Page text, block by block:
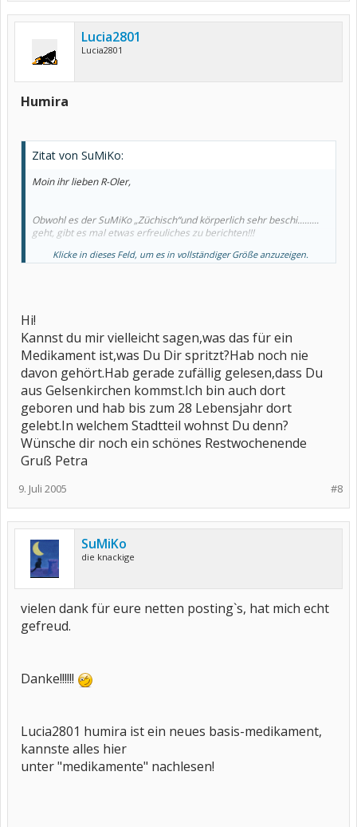
Lucia2801
Lucia2801
Humira
Zitat von SuMiKo:
Moin ihr lieben R-Oler,
Obwohl es der SuMiKo „Züchisch“und körperlich sehr beschi.........
geht, gibt es mal etwas erfreuliches zu berichten!!!
Habe gestern endlich meine erste HUMIRA spritze bekommen,
noch wirken und dann kann es ja wieder aufwärts gehen. Wird ja
auch Zeit, renne nämlich seit November 2004 mit einem Schub
durch die Gegend.
Das macht ja nicht wirklich glücklich, aber wem erzähle ich das........
Ich werde euch auf dem laufenden halten wie es wirkt, ansonsten
könnt ihr es durch die Zeitung erfahren...........“Rheumatikerin im
Ruhrgebiet Amok gelaufen....“
Zu spritze gab es aber noch eine schöne Kühltasche zum
umhängen, habe festgestellt das man da auch andere hübsche
Sachen kühl transportieren kann, wenn man unterwegs ist.........
Klicke in dieses Feld, um es in vollständiger Größe anzuzeigen.
Hi!
Kannst du mir vielleicht sagen,was das für ein
Medikament ist,was Du Dir spritzt?Hab noch nie
davon gehört.Hab gerade zufällig gelesen,dass Du
aus Gelsenkirchen kommst.Ich bin auch dort
geboren und hab bis zum 28 Lebensjahr dort
gelebt.In welchem Stadtteil wohnst Du denn?
Wünsche dir noch ein schönes Restwochenende
Gruß Petra
#8
9. Juli 2005
SuMiKo
die knackige
vielen dank für eure netten posting`s, hat mich echt
gefreud.
Danke!!!!!!
Lucia2801 humira ist ein neues basis-medikament,
kannste alles hier
unter "medikamente" nachlesen!